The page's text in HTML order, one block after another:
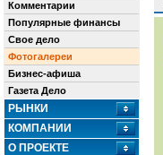
Комментарии
Популярные финансы
Свое дело
Фотогалереи
Бизнес-афиша
Газета Дело
РЫНКИ
КОМПАНИИ
О ПРОЕКТЕ